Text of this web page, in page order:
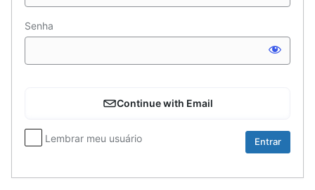
Entrar
Senha
Continue with Email
Lembrar meu usuário